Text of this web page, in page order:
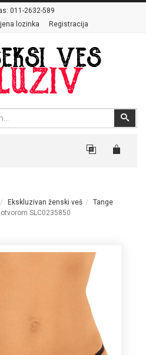
011-2632-589
lozinka Registracija
Ekskluzivan ženski veš
Tange
SLC0235850